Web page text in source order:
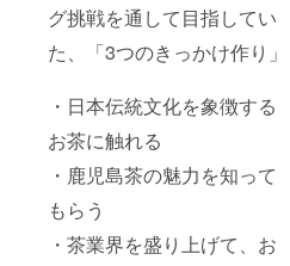
グ挑戦を通して目指してい
た、「3つのきっかけ作り」
・日本伝統文化を象徴する
お茶に触れる
・鹿児島茶の魅力を知って
もらう
・茶業界を盛り上げて、お